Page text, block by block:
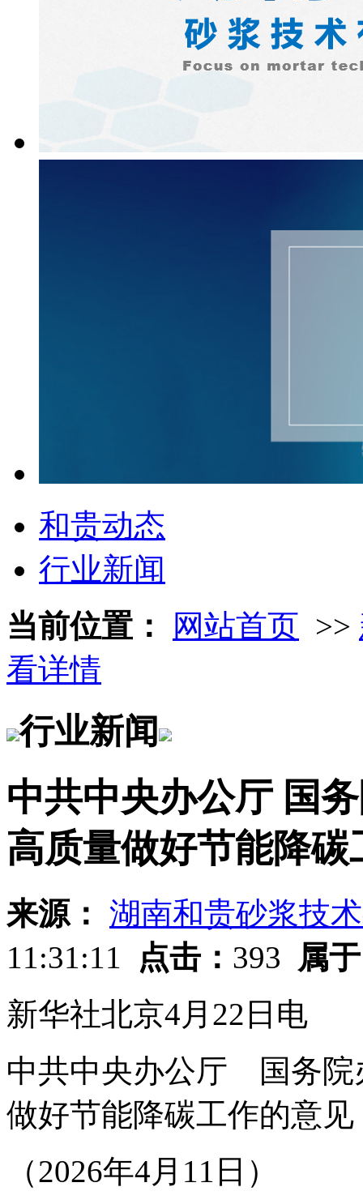
和贵动态
行业新闻
当前位置：
网站首页 >>
看详情
行业新闻
中共中央办公厅 国
高质量做好节能降碳
来源： 湖南和贵砂浆技
11:31:11
点击： 393 属
新华社北京4月22日电
中共中央办公厅 国务院
做好节能降碳工作的意见
（2026年4月11日）